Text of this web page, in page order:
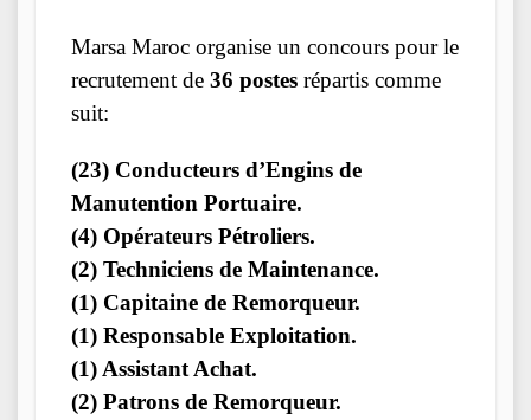
Marsa Maroc organise un concours pour le
recrutement de 36 postes répartis comme
suit:
(23) Conducteurs d’Engins de
Manutention Portuaire.
(4) Opérateurs Pétroliers.
(2) Techniciens de Maintenance.
(1) Capitaine de Remorqueur.
(1) Responsable Exploitation.
(1) Assistant Achat.
(2) Patrons de Remorqueur.